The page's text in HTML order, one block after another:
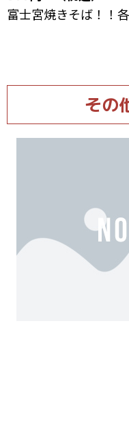
富士宮焼きそば！！
その